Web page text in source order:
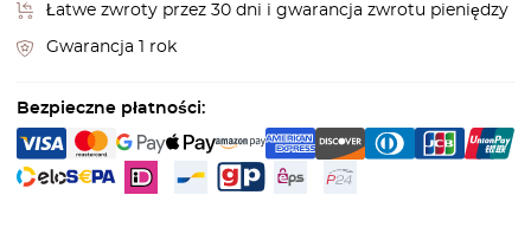
Łatwe zwroty przez 30 dni i gwarancja zwrotu pieniędzy
Gwarancja 1 rok
Bezpieczne płatności: